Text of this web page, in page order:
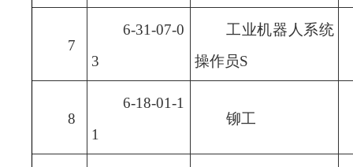
7
6-31-07-0
3
工业机器人系统
操作员S
8
6-18-01-1
1
铆工